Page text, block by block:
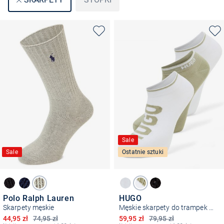
Sale
Polo Ralph Lauren
Skarpety męskie
74,95 zł
Obniżona cena
44,95 zł
Sale
Ostatnie sztuki
HUGO
79,95 zł
Obniżona cena
59,95 zł